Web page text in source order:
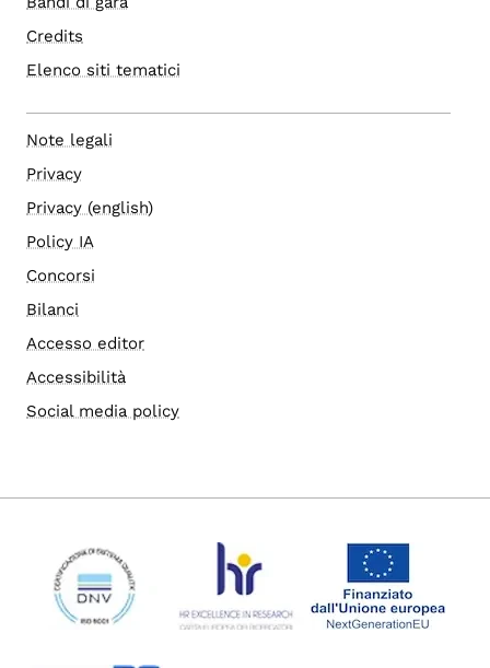
Credits
Elenco siti tematici
Note legali
Privacy
Privacy (english)
Policy IA
Concorsi
Bilanci
Accesso editor
Accessibilità
Social media policy